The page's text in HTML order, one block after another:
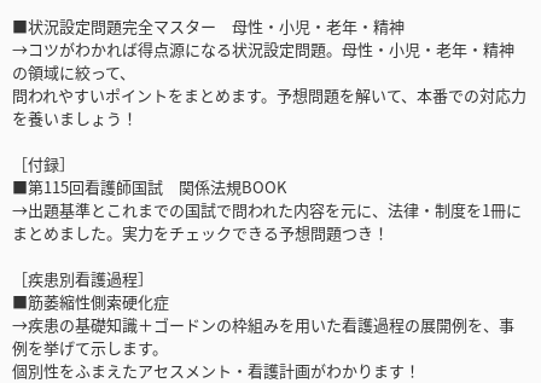
■状況設定問題完全マスター 母性・小児・老年・精神
→コツがわかれば得点源になる状況設定問題。母性・小児・老年・精神
の領域に絞って、
問われやすいポイントをまとめます。予想問題を解いて、本番での対応力
を養いましょう！
［付録］
■第115回看護師国試 関係法規BOOK
→出題基準とこれまでの国試で問われた内容を元に、法律・制度を1冊に
まとめました。実力をチェックできる予想問題つき！
［疾患別看護過程］
■筋萎縮性側索硬化症
→疾患の基礎知識＋ゴードンの枠組みを用いた看護過程の展開例を、事
例を挙げて示します。
個別性をふまえたアセスメント・看護計画がわかります！